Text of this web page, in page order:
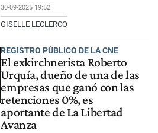
30-09-2025 19:52
GISELLE LECLERCQ
REGISTRO PÚBLICO DE LA CNE
El exkirchnerista Roberto
Urquía, dueño de una de las
empresas que ganó con las
retenciones 0%, es
aportante de La Libertad
Avanza